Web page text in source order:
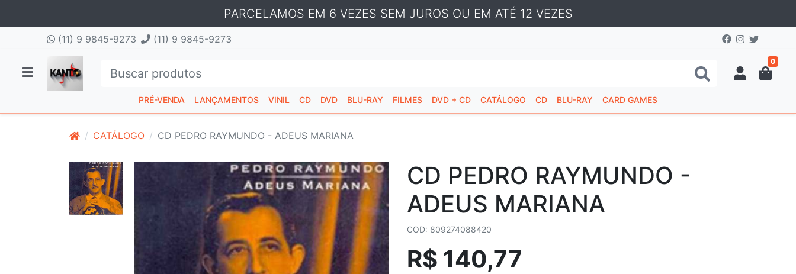
PARCELAMOS EM 6 VEZES SEM JUROS OU EM ATÉ 12 VEZES
(11) 9 9845-9273 (11) 9 9845-9273
0
PRÉ-VENDA LANÇAMENTOS VINIL CD DVD BLU-RAY FILMES DVD + CD CATÁLOGO CD BLU-RAY CARD GAMES
CATÁLOGO CD PEDRO RAYMUNDO - ADEUS MARIANA
CD PEDRO RAYMUNDO -
ADEUS MARIANA
COD: 809274088420
R$ 140,77